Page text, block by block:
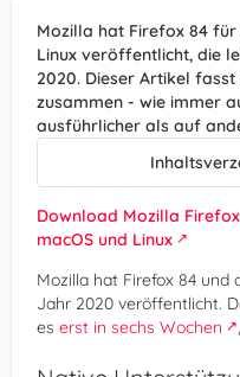
Mozilla hat Firefox 84 für
Linux veröffentlicht, die
2020. Dieser Artikel
zusammen - wie immer
ausführlicher als auf
Download Mozilla
macOS und Linux
Mozilla hat Firefox 84
Jahr 2020 veröffentlicht.
es erst in sechs Wochen